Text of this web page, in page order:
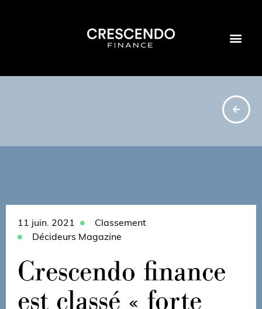
11 juin. 2021
Classement
Décideurs Magazine
Crescendo finance
est classé « forte